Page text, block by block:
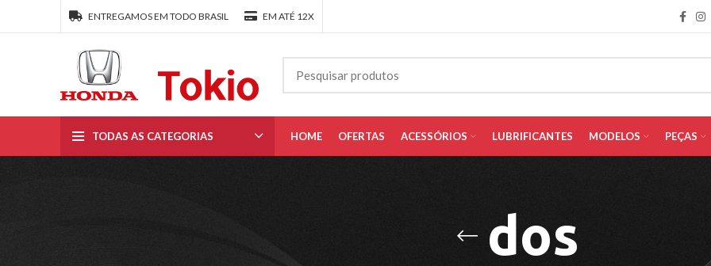
ENTREGAMOS EM TODO BRASIL EM ATÉ 12X
TODAS AS CATEGORIAS HOME OFERTAS ACESSÓRIOS LUBRIFICANTES MODELOS PEÇAS
dos